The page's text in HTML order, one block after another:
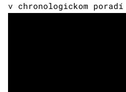
v chronologickom